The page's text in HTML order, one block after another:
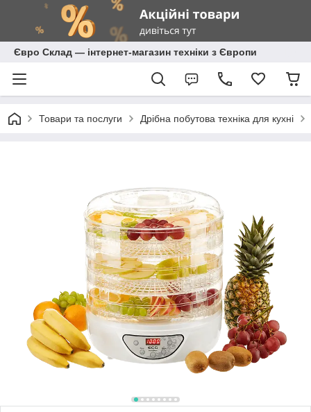
Євро Склад — інтернет-магазин техніки з Європи
Товари та послуги Дрібна побутова техніка для кухні